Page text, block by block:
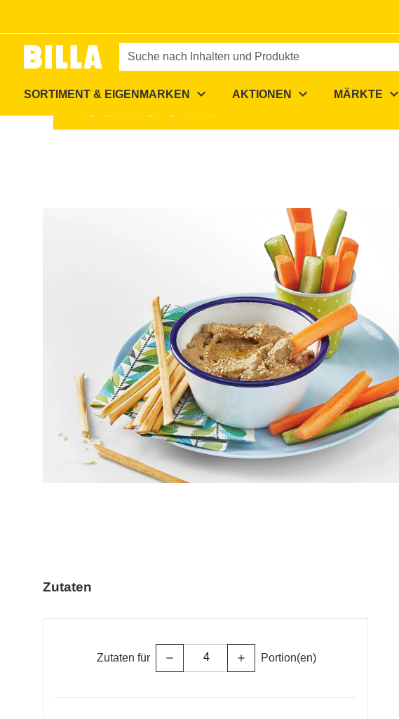
Suche nach Inhalten und Produkte
SORTIMENT & EIGENMARKEN expand_more AKTIONEN expand_more MÄRKTE expand_more
Zutaten
Zutaten für remove add Portion(en)